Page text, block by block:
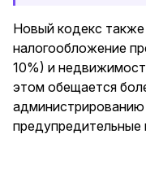
Новый кодекс
налогообложение
10%) и
этом обещается
предупредительные